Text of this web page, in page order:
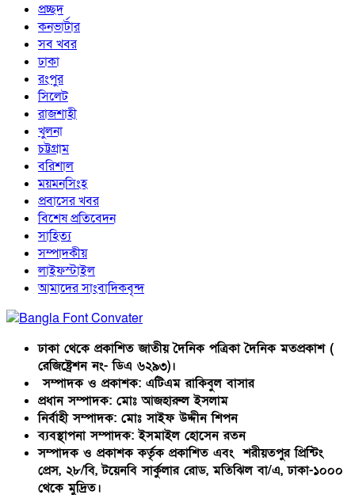
প্রচ্ছদ
কনভার্টার
সব খবর
ঢাকা
রংপুর
সিলেট
রাজশাহী
খুলনা
চট্টগ্রাম
বরিশাল
ময়মনসিংহ
প্রবাসের খবর
বিশেষ প্রতিবেদন
সাহিত্য
সম্পাদকীয়
লাইফস্টাইল
আমাদের সাংবাদিকবৃন্দ
ঢাকা থেকে প্রকাশিত জাতীয় দৈনিক পত্রিকা দৈনিক মতপ্রকাশ (
রেজিষ্ট্রেশন নং- ডিএ ৬২৯৩)।
সম্পাদক ও প্রকাশক: এটিএম রাকিবুল বাসার
প্রধান সম্পাদক: মোঃ আজহারুল ইসলাম
নির্বাহী সম্পাদক: মোঃ সাইফ উদ্দীন শিপন
ব্যবস্থাপনা সম্পাদক: ইসমাইল হোসেন রতন
সম্পাদক ও প্রকাশক কর্তৃক প্রকাশিত এবং শরীয়তপুর প্রিন্টিং
প্রেস, ২৮/বি, টয়েনবি সার্কুলার রোড, মতিঝিল বা/এ, ঢাকা-১০০০
থেকে মুদ্রিত।